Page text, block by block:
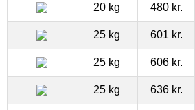
20 kg 480 kr.
25 kg 601 kr.
25 kg 606 kr.
25 kg 636 kr.